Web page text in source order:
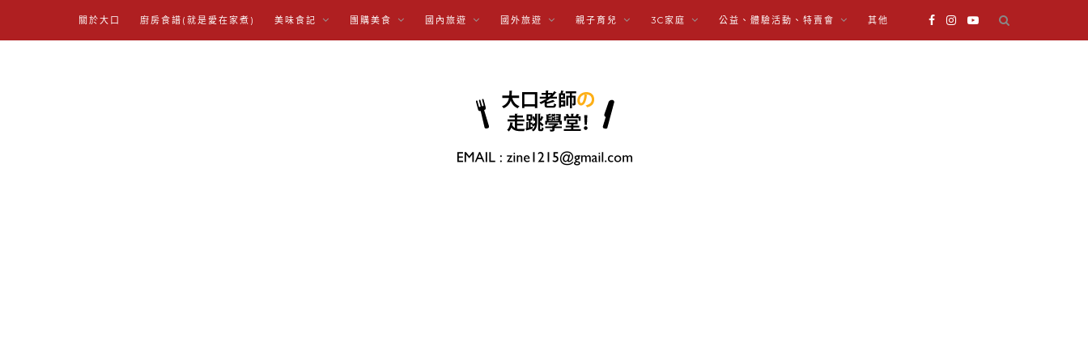
關於大口 廚房食譜(就是愛在家煮) 美味食記 團購美食 國內旅遊 國外旅遊 親子育兒 3C家庭 公益、體驗活動、特賣會 其他